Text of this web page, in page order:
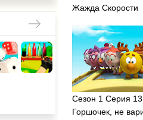
Жажда Скорости
Сезон 1 Серия 13
Горшочек, не